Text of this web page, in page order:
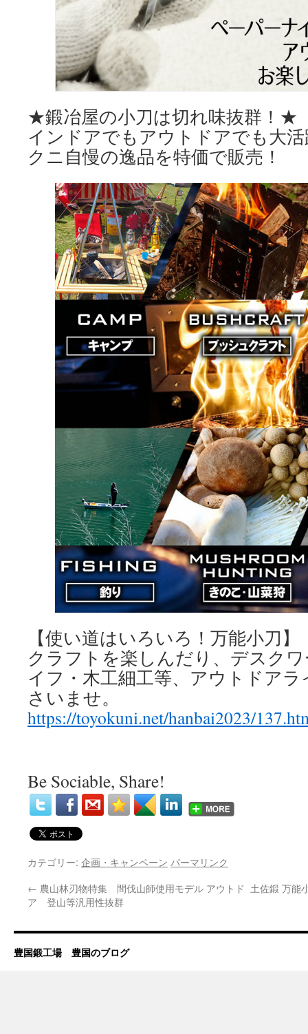
★鍛冶屋の小刀は切れ味抜群！★
インドアでもアウトドアでも大
クニ自慢の逸品を特価で販売！
【使い道はいろいろ！万能小刀】
クラフトを楽しんだり、デスク
イフ・木工細工等、アウトドア
さいませ。
https://toyokuni.net/hanbai2023/
Be Sociable, Share!
カテゴリー: 企画・キャンペーン パーマリンク
← 農山林刃物特集 間伐山師使用モデル アウトド
ア 登山等汎用性抜群
土佐鍛 万能
豊国鍛工場 豊国のブログ